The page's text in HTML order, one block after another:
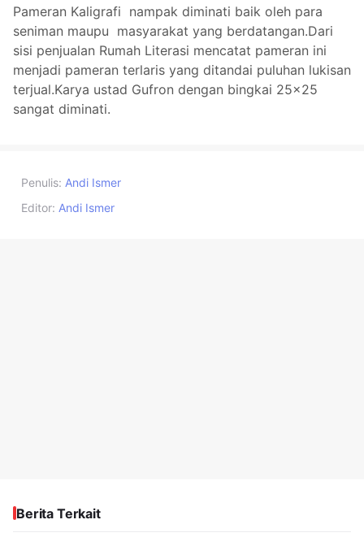
Pameran Kaligrafi nampak diminati baik oleh para
seniman maupu masyarakat yang berdatangan.Dari
sisi penjualan Rumah Literasi mencatat pameran ini
menjadi pameran terlaris yang ditandai puluhan lukisan
terjual.Karya ustad Gufron dengan bingkai 25x25
sangat diminati.
Penulis: Andi Ismer
Editor: Andi Ismer
Berita Terkait